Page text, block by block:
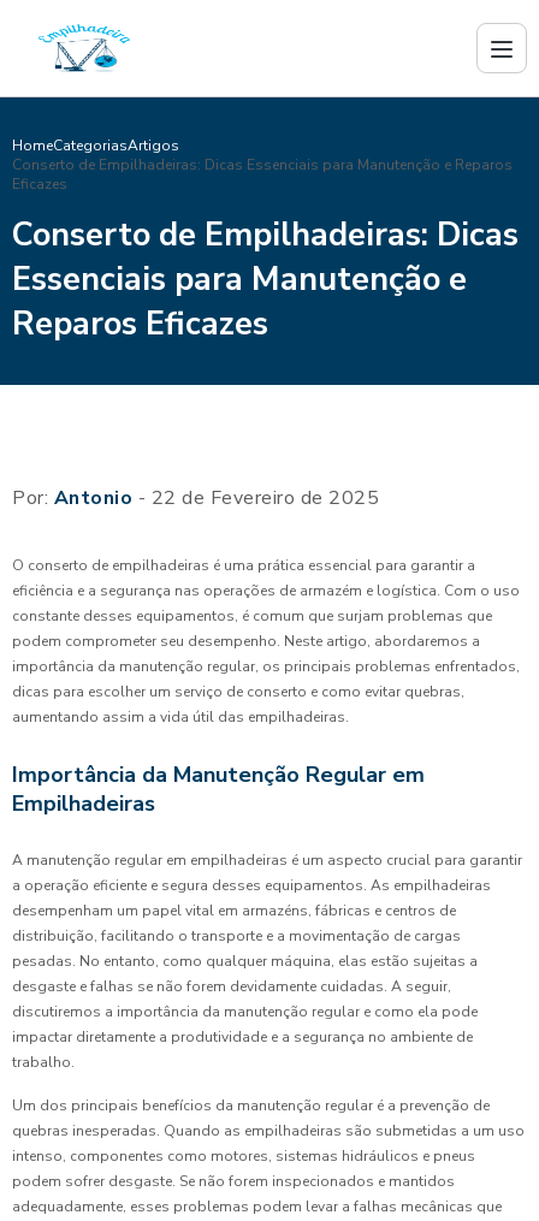
HomeCategoriasArtigos
Conserto de Empilhadeiras: Dicas Essenciais para Manutenção e Reparos
Eficazes
Conserto de Empilhadeiras: Dicas
Essenciais para Manutenção e
Reparos Eficazes
Por: Antonio - 22 de Fevereiro de 2025
O conserto de empilhadeiras é uma prática essencial para garantir a
eficiência e a segurança nas operações de armazém e logística. Com o uso
constante desses equipamentos, é comum que surjam problemas que
podem comprometer seu desempenho. Neste artigo, abordaremos a
importância da manutenção regular, os principais problemas enfrentados,
dicas para escolher um serviço de conserto e como evitar quebras,
aumentando assim a vida útil das empilhadeiras.
Importância da Manutenção Regular em
Empilhadeiras
A manutenção regular em empilhadeiras é um aspecto crucial para garantir
a operação eficiente e segura desses equipamentos. As empilhadeiras
desempenham um papel vital em armazéns, fábricas e centros de
distribuição, facilitando o transporte e a movimentação de cargas
pesadas. No entanto, como qualquer máquina, elas estão sujeitas a
desgaste e falhas se não forem devidamente cuidadas. A seguir,
discutiremos a importância da manutenção regular e como ela pode
impactar diretamente a produtividade e a segurança no ambiente de
trabalho.
Um dos principais benefícios da manutenção regular é a prevenção de
quebras inesperadas. Quando as empilhadeiras são submetidas a um uso
intenso, componentes como motores, sistemas hidráulicos e pneus
podem sofrer desgaste. Se não forem inspecionados e mantidos
adequadamente, esses problemas podem levar a falhas mecânicas que